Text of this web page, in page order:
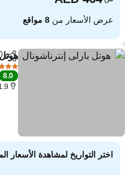
عرض الأسعار من8 مواقع
هوتل
8.0
1.9 كم إلى أندهيري E
اختر التواريخ لمشاهدة الأسعار